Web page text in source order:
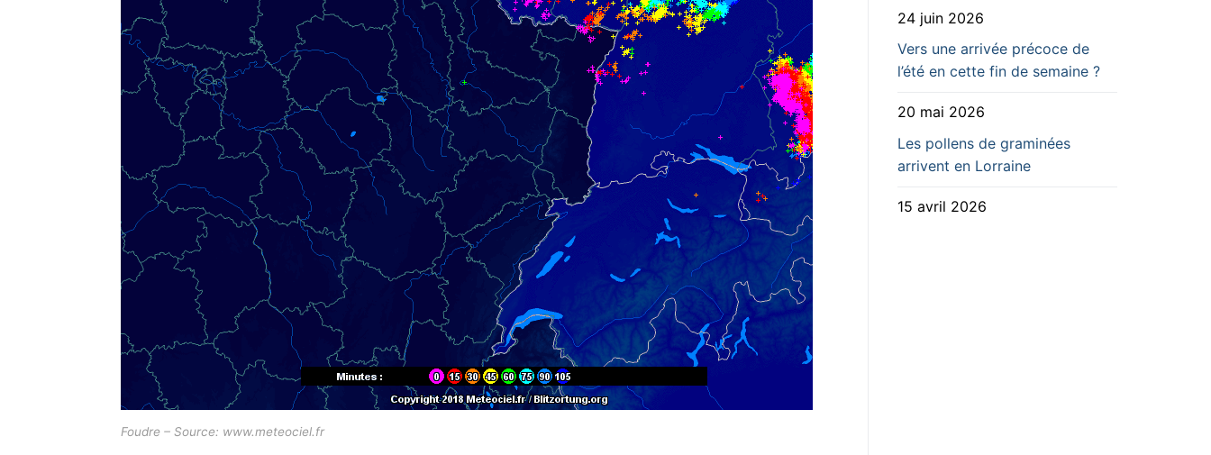
Foudre – Source: www.meteociel.fr
24 juin 2026
Vers une arrivée précoce de
l’été en cette fin de semaine ?
20 mai 2026
Les pollens de graminées
arrivent en Lorraine
15 avril 2026